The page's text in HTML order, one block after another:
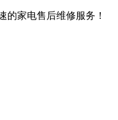
的家电售后维修服务！